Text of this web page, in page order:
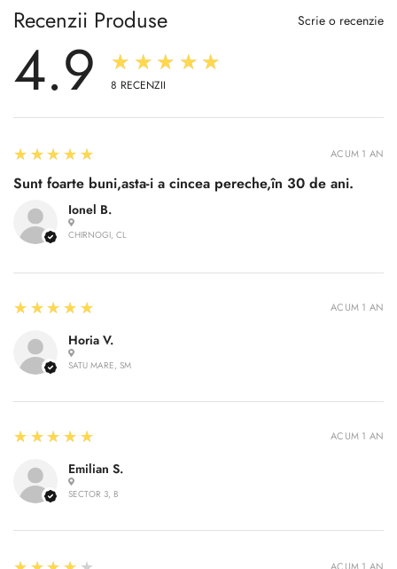
Recenzii Produse Scrie o recenzie
4.9 ★★★★★
8 RECENZII
Ionel B.
CHIRNOGI, CL
5
★★★★★
Sunt foarte buni,asta-i a cincea pereche,în 30 de ani.
ACUM 1 AN
Horia V.
SATU MARE, SM
5
★★★★★ ACUM 1 AN
Emilian S.
SECTOR 3, B
5
★★★★★ ACUM 1 AN